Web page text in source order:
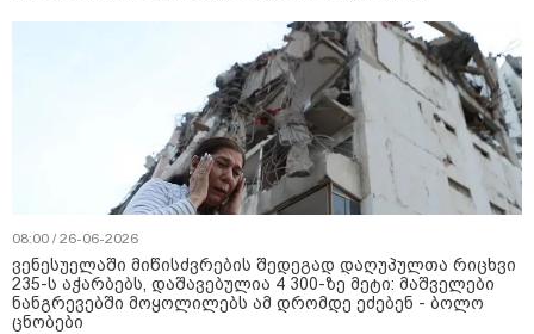
08:00 / 26-06-2026
ვენესუელაში მიწისძვრების შედეგად დაღუპულთა რიცხვი
235-ს აჭარბებს, დაშავებულია 4 300-ზე მეტი: მაშველები
ნანგრევებში მოყოლილებს ამ დრომდე ეძებენ - ბოლო
ცნობები